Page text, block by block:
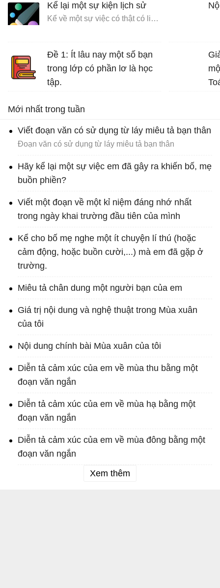
vệ môi trường sống.
Bài văn mẫu lớp 7 số 5 đề 4
Kể lại một sự kiện lịch sử
Kể về một sự việc có thật có liên quan đến nhân vật hoặc sự kiện lịch sử
Đề 1: Ít lâu nay một số bạn
trong lớp có phần lơ là học
tập.
Mới nhất trong tuần
Viết đoạn văn có sử dụng từ láy miêu tả bạn thân
Đoạn văn có sử dụng từ láy miêu tả bạn thân
Hãy kể lại một sự việc em đã gây ra khiến bố, mẹ
buồn phiền?
Viết một đoạn về một kỉ niệm đáng nhớ nhất
trong ngày khai trường đầu tiên của mình
Kể cho bố mẹ nghe một ít chuyện lí thú (hoặc
cảm động, hoặc buồn cười,...) mà em đã gặp ở
trường.
Miêu tả chân dung một người bạn của em
Giá trị nội dung và nghệ thuật trong Mùa xuân
của tôi
Nội dung chính bài Mùa xuân của tôi
Diễn tả cảm xúc của em về mùa thu bằng một
đoạn văn ngắn
Diễn tả cảm xúc của em về mùa hạ bằng một
đoạn văn ngắn
Diễn tả cảm xúc của em về mùa đông bằng một
đoạn văn ngắn
Xem thêm